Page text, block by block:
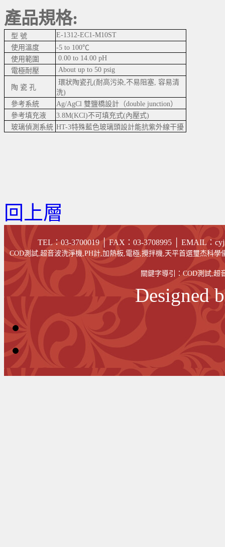
產品規格:
型 號
E-1312-EC1-M10ST
使用溫度
-5 to 100℃
使用範圍
0.00 to 14.00 pH
電極耐壓
About up to 50 psig
陶 瓷 孔
環狀陶瓷孔(耐高污染,不易阻塞, 容易清
洗)
參考系統
Ag/AgCl 雙鹽橋設計（double junction）
參考填充液
3.8M(KCl)不可填充式(內壓式)
玻璃偵測系統 HT-3特殊藍色玻璃頭設計能抗紫外線干擾
回上層
TEL：03-3700019 │ FAX ：03-3708995 EMAIL：
COD測試,超音波洗淨機,PH計,加熱板,電極,攪拌機,天平首選璽杰科
關鍵字導引：COD測試,超
Designed